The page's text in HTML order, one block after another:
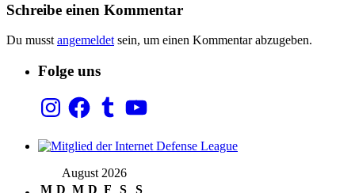
Schreibe einen Kommentar
Du musst angemeldet sein, um einen Kommentar abzugeben.
Folge uns
InstagramFacebookTumblrYouTube
August 2026
M D M D F S S